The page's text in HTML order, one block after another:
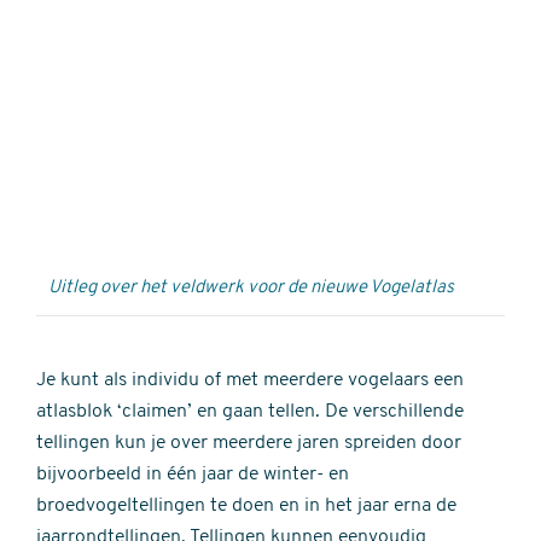
Uitleg over het veldwerk voor de nieuwe Vogelatlas
Je kunt als individu of met meerdere vogelaars een
atlasblok ‘claimen’ en gaan tellen. De verschillende
tellingen kun je over meerdere jaren spreiden door
bijvoorbeeld in één jaar de winter- en
broedvogeltellingen te doen en in het jaar erna de